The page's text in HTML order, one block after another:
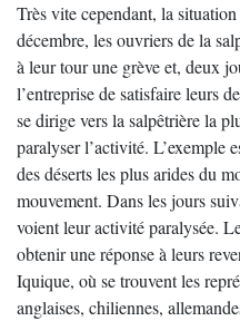
Très vite cependant, la
décembre, les ouvriers de la
à leur tour une grève et, deux
l’entreprise de satisfaire leurs
se dirige vers la salpêtrière la
paralyser l’activité. L’exemple
des déserts les plus arides du
mouvement. Dans les jours
voient leur activité paralysée.
obtenir une réponse à leurs
Iquique, où se trouvent les
anglaises, chiliennes,